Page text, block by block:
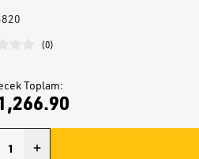
(0)
Toplam: